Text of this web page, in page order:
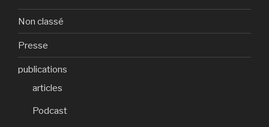
Non classé
Presse
publications
articles
Podcast